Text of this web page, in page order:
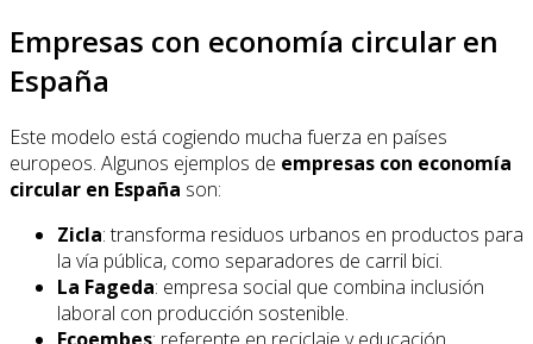
Empresas con economía circular en
España
Este modelo está cogiendo mucha fuerza en países
europeos. Algunos ejemplos de empresas con economía
circular en España son:
Zicla: transforma residuos urbanos en productos para
la vía pública, como separadores de carril bici.
La Fageda: empresa social que combina inclusión
laboral con producción sostenible.